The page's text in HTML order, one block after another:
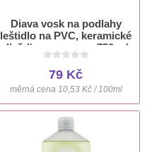
Diava vosk na podlahy
leštidlo na PVC, keramické
dlaždice a mramor 750 ml
79 Kč
měrná cena 10,53 Kč / 100ml